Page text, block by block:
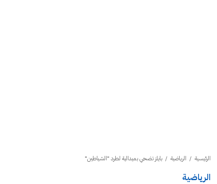
الرئيسية / الرياضية / بايلز تضحي بميدالية لطرد "الشياطين"
الرياضية